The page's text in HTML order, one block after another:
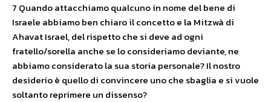
7 Quando attacchiamo qualcuno in nome del bene di
Israele abbiamo ben chiaro il concetto e la Mitzwà di
Ahavat Israel, del rispetto che si deve ad ogni
fratello/sorella anche se lo consideriamo deviante, ne
abbiamo considerato la sua storia personale? Il nostro
desiderio è quello di convincere uno che sbaglia e si vuole
soltanto reprimere un dissenso?